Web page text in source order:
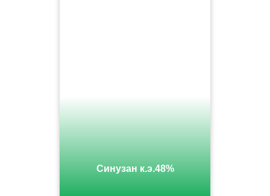
Синузан к.э.48%